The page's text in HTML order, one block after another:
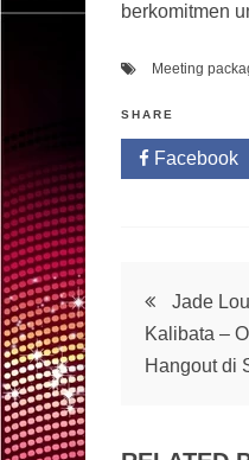
berkomitmen
Meeting
SHARE
Facebook
Post
Jade
Kalibata –
Hangout di